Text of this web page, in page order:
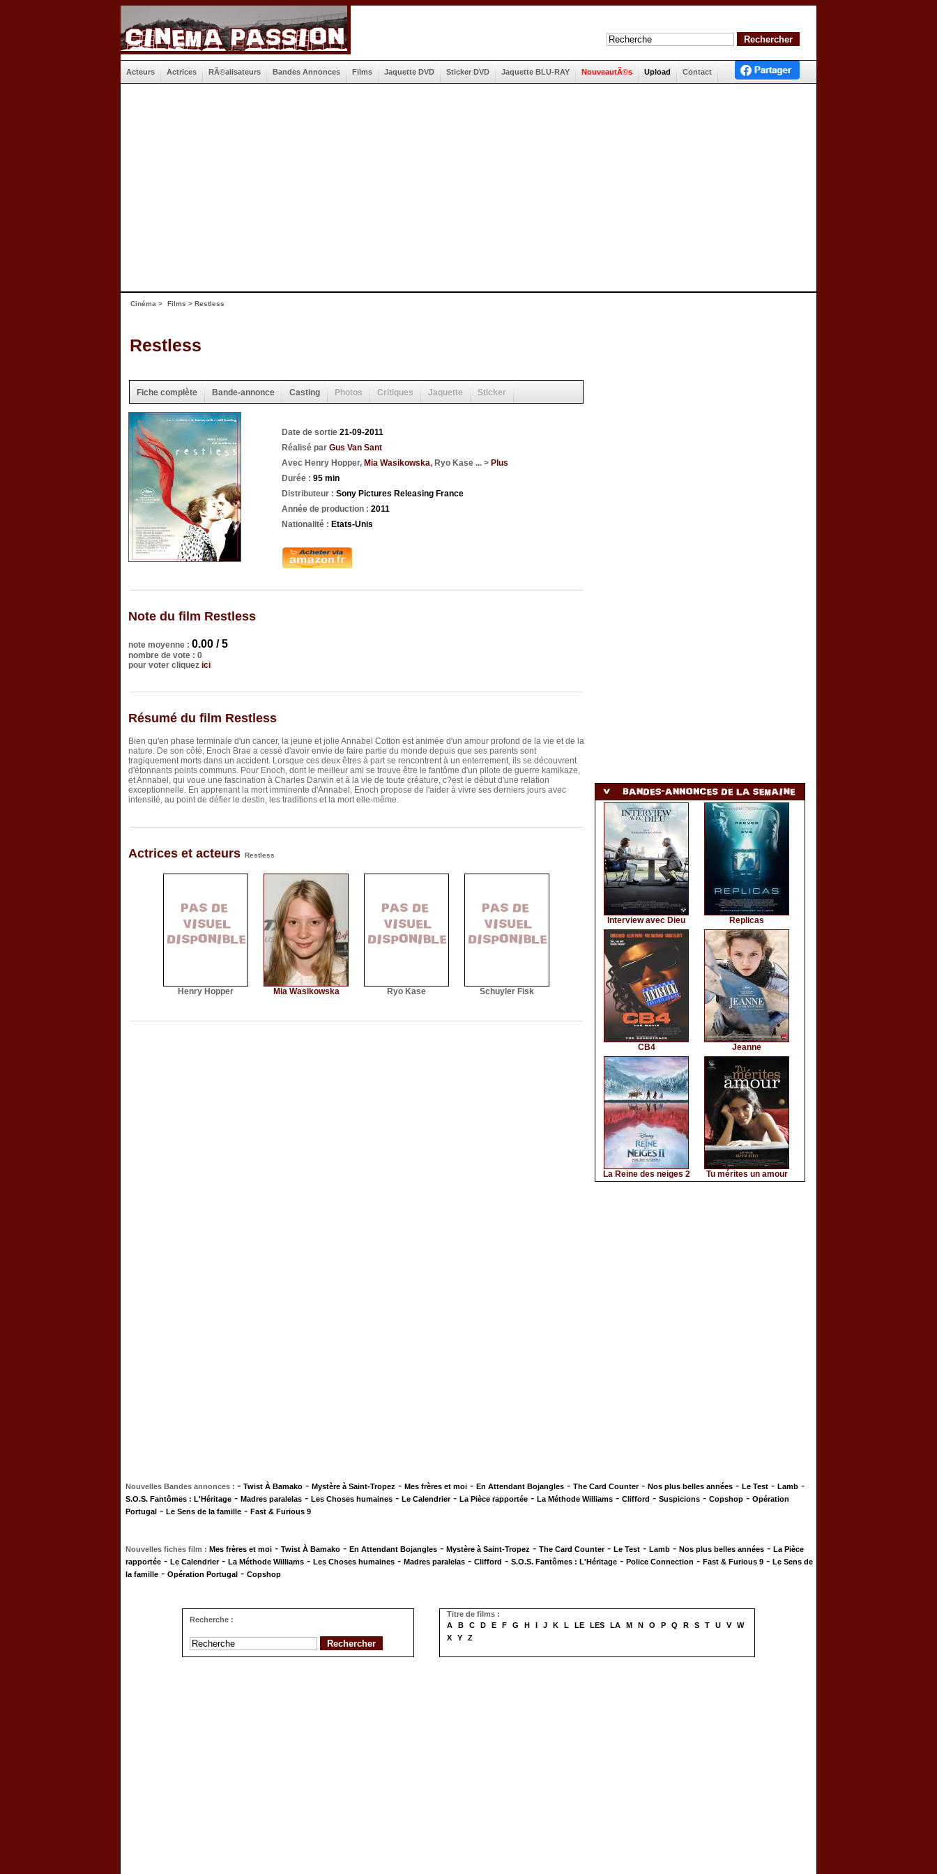
Acteurs Actrices RÃ©alisateurs Bandes Annonces Films Jaquette DVD Sticker DVD Jaquette BLU-RAY NouveautÃ©s Upload Contact
Cinéma > Films > Restless
Restless
Fiche complète Bande-annonce Casting Photos Critiques Jaquette Sticker
Date de sortie 21-09-2011
Réalisé par Gus Van Sant
Avec Henry Hopper, Mia Wasikowska, Ryo Kase ... > Plus
Durée : 95 min
Distributeur : Sony Pictures Releasing France
Année de production : 2011
Nationalité : Etats-Unis
Note du film Restless
note moyenne : 0.00 / 5
nombre de vote : 0
pour voter cliquez ici
Résumé du film Restless
Bien qu'en phase terminale d'un cancer, la jeune et jolie Annabel Cotton est animée d'un amour profond de la vie et de la
nature. De son côté, Enoch Brae a cessé d'avoir envie de faire partie du monde depuis que ses parents sont
tragiquement morts dans un accident. Lorsque ces deux êtres à part se rencontrent à un enterrement, ils se découvrent
d'étonnants points communs. Pour Enoch, dont le meilleur ami se trouve être le fantôme d'un pilote de guerre kamikaze,
et Annabel, qui voue une fascination à Charles Darwin et à la vie de toute créature, c?est le début d'une relation
exceptionnelle. En apprenant la mort imminente d'Annabel, Enoch propose de l'aider à vivre ses derniers jours avec
intensité, au point de défier le destin, les traditions et la mort elle-même.
Actrices et acteurs Restless
Henry Hopper Mia Wasikowska Ryo Kase Schuyler Fisk
Interview avec Dieu Replicas
CB4 Jeanne
La Reine des neiges 2 Tu mérites un amour
Nouvelles Bandes annonces : - Twist À Bamako - Mystère à Saint-Tropez - Mes frères et moi - En Attendant Bojangles - The Card Counter- Nos plus belles années - Le Test - Lamb -
S.O.S. Fantômes : L'Héritage - Madres paralelas - Les Choses humaines - Le Calendrier- La Pièce rapportée - La Méthode Williams - Clifford - Suspicions - Copshop - Opération
Portugal - Le Sens de la famille - Fast & Furious 9
Nouvelles fiches film : Mes frères et moi - Twist À Bamako - En Attendant Bojangles - Mystère à Saint-Tropez - The Card Counter- Le Test - Lamb - Nos plus belles années - La Pièce
rapportée - Le Calendrier- La Méthode Williams - Les Choses humaines - Madres paralelas - Clifford - S.O.S. Fantômes : L'Héritage - Police Connection - Fast & Furious 9 - Le Sens de
la famille - Opération Portugal - Copshop
Recherche :
Titre de films :
A
B C D E F G H I J K L LE LES LA M N O P Q R S T U V
W
X
Y Z